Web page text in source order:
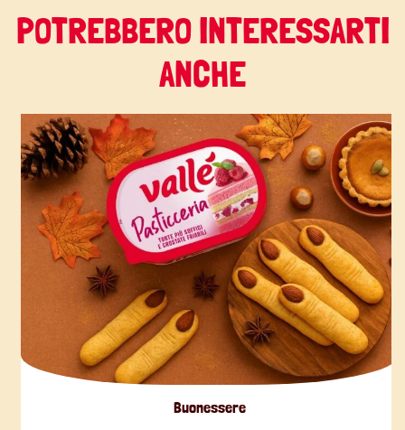
POTREBBERO INTERESSARTI
ANCHE
Buonessere